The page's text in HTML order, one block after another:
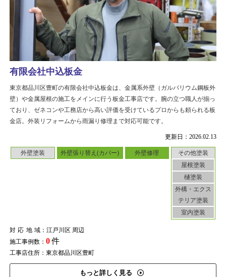
更新日：2026.02.13
外壁塗装 外壁張り替え(カバー) 外壁修理
その他塗装
屋根塗装
樋塗装
外構・エクス
テリア塗装
室内塗装
対応地域：江戸川区 周辺
施工事例数： 0件
工事店住所：東京都品川区豊町
もっと詳しく見る
有限会社中込板金
東京都品川区豊町の有限会社中込板金は、金属系外壁（ガルバリウム鋼板外
壁）や金属屋根の施工をメインに行う板金工事店です。腕の立つ職人が揃っ
ており、ゼネコンや工務店から高い評価を受けているプロからも頼られる板
金店。外装リフォームから雨漏り修理まで対応可能です。